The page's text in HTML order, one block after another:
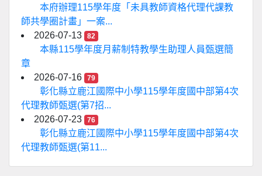
本府辦理115學年度「未具教師資格代理代課教
師共學圈計畫」一案...
2026-07-13
82
本縣115學年度月薪制特教學生助理人員甄選簡
章
2026-07-16
79
彰化縣立鹿江國際中小學115學年度國中部第4次
代理教師甄選(第7招...
2026-07-23
76
彰化縣立鹿江國際中小學115學年度國中部第4次
代理教師甄選(第11...